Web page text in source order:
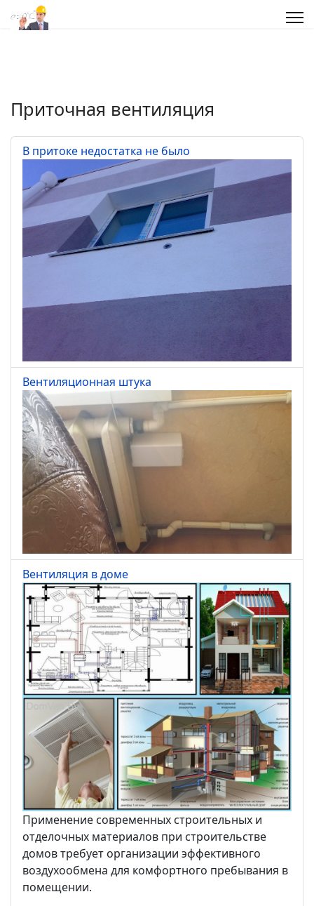
Приточная вентиляция
В притоке недостатка не было
Вентиляционная штука
Вентиляция в доме
Применение современных строительных и
отделочных материалов при строительстве
домов требует организации эффективного
воздухообмена для комфортного пребывания в
помещении.